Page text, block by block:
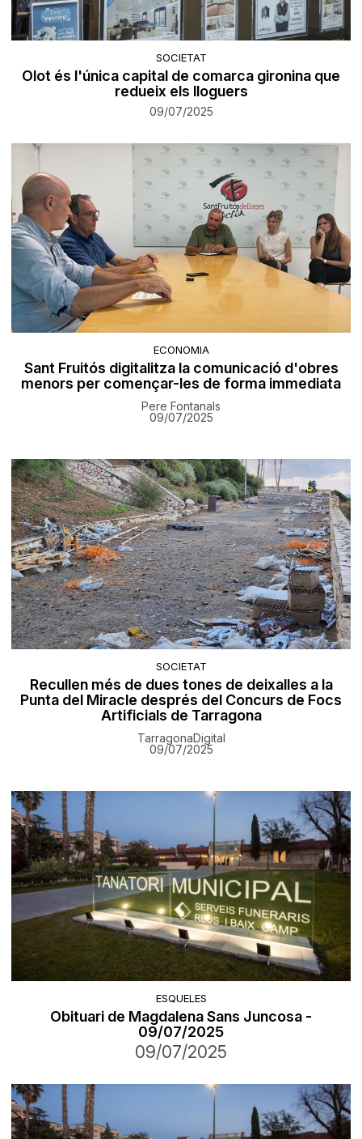
SOCIETAT
Olot és l'única capital de comarca gironina que
redueix els lloguers
09/07/2025
ECONOMIA
Sant Fruitós digitalitza la comunicació d'obres
menors per començar-les de forma immediata
Pere Fontanals
09/07/2025
SOCIETAT
Recullen més de dues tones de deixalles a la
Punta del Miracle després del Concurs de Focs
Artificials de Tarragona
TarragonaDigital
09/07/2025
ESQUELES
Obituari de Magdalena Sans Juncosa -
09/07/2025
09/07/2025